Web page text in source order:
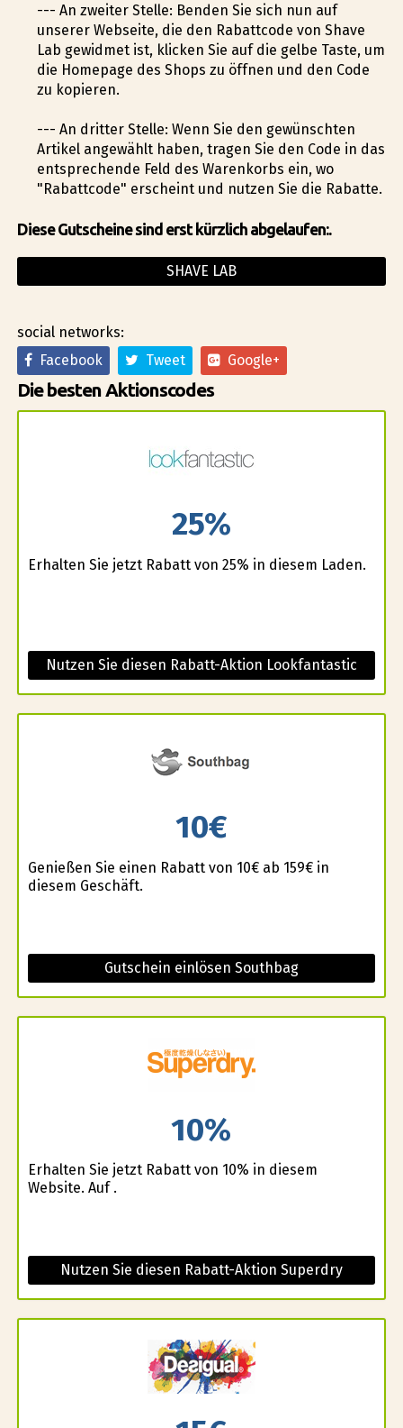
--- An zweiter Stelle: Befinden Sie sich nun auf
unserer Webseite, die den Rabattcode von Shave
Lab gewidmet ist, klicken Sie auf die gelbe Taste, um
die Homepage des Shops zu öffnen und den Code
zu kopieren.
--- An dritter Stelle: Wenn Sie den gewünschten
Artikel angewählt haben, tragen Sie den Code in das
entsprechende Feld des Warenkorbs ein, wo
"Rabattcode" erscheint und nutzen Sie die Rabatte.
Diese Gutscheine sind erst kürzlich abgelaufen:.
SHAVE LAB
social networks:
Facebook
Tweet Google+
Die besten Aktionscodes
25%
Erhalten Sie jetzt Rabatt von 25% in diesem Laden.
Nutzen Sie diesen Rabatt-Aktion Lookfantastic
10€
Genießen Sie einen Rabatt von 10€ ab 159€ in
diesem Geschäft.
Gutschein einlösen Southbag
10%
Erhalten Sie jetzt Rabatt von 10% in diesem
Website. Auf .
Nutzen Sie diesen Rabatt-Aktion Superdry